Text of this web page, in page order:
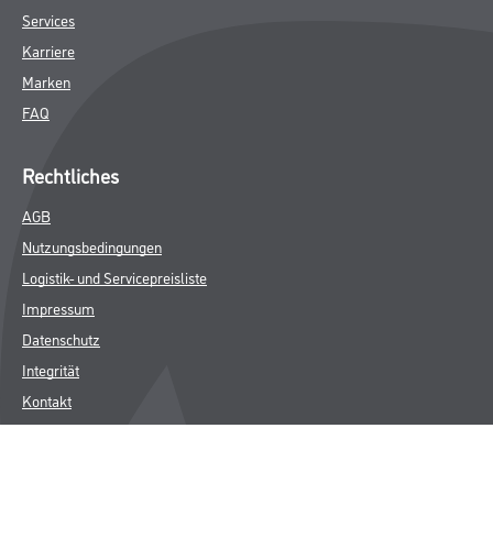
Services
Karriere
Marken
FAQ
Rechtliches
AGB
Nutzungsbedingungen
Logistik- und Servicepreisliste
Impressum
Datenschutz
Integrität
Kontakt